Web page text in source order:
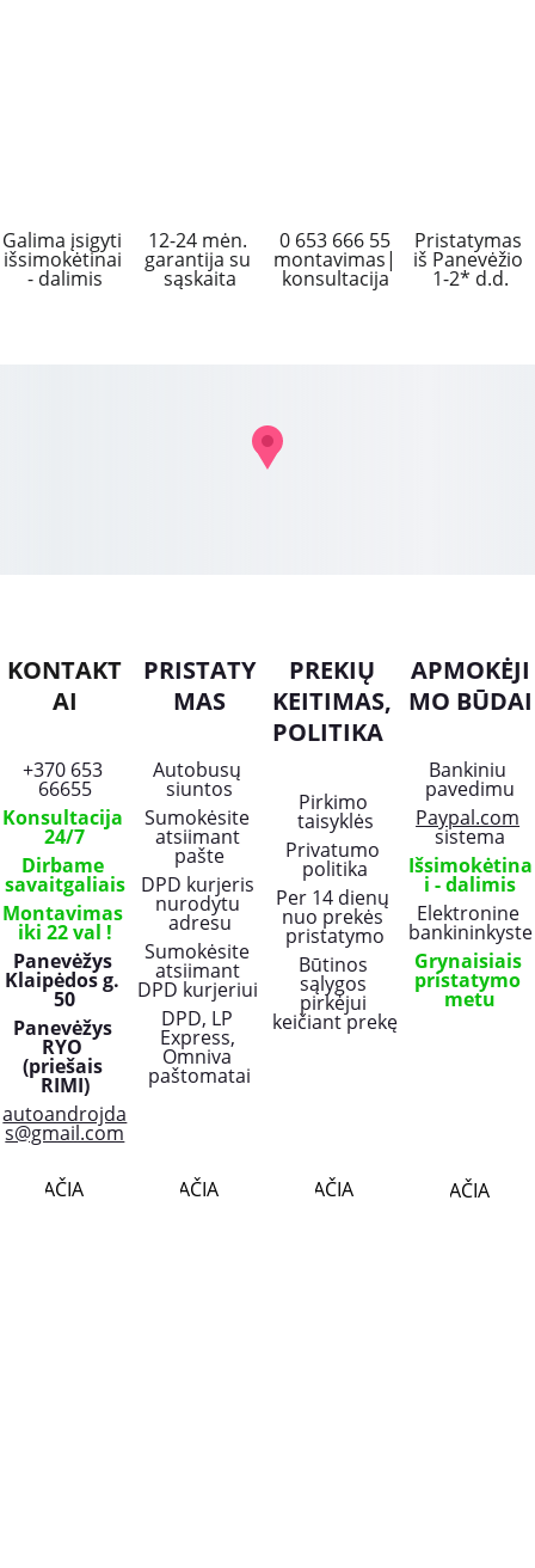
KONTAKT
AI
+370 653
66655
Konsultacija
24/7
Dirbame
savaitgaliais
Montavimas
iki 22 val !
Panevėžys
Klaipėdos g.
50
Panevėžys
RYO
(priešais
RIMI)
autoandrojda
s@gmail.com
PLAČIAU..
PRISTATY
MAS
Autobusų
siuntos
Sumokėsite
atsiimant
pašte
DPD kurjeris
nurodytu
adresu
Sumokėsite
atsiimant
DPD kurjeriui
DPD, LP
Express,
Omniva
paštomatai
PLAČIAU..
APMOKĖJI
MO BŪDAI
Bankiniu
pavedimu
Paypal.com
sistema
Išsimokėtina
i - dalimis
Elektronine
bankininkyste
Grynaisiais
pristatymo
metu
PLAČIAU..
PREKIŲ
KEITIMAS,
POLITIKA
Pirkimo
taisyklės
Privatumo
politika
Per 14 dienų
nuo prekės
pristatymo
Būtinos
sąlygos
pirkėjui
keičiant prekę
PLAČIAU..
Galima įsigyti
išsimokėtinai
- dalimis
12-24 mėn.
garantija su
sąskaita
Pristatymas
iš Panevėžio
1-2* d.d.
0 653 666 55
montavimas|
konsultacija